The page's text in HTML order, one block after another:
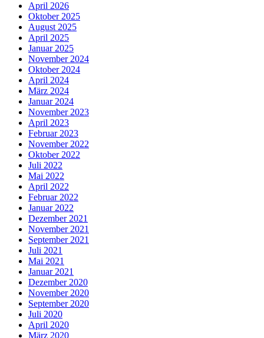
April 2026
Oktober 2025
August 2025
April 2025
Januar 2025
November 2024
Oktober 2024
April 2024
März 2024
Januar 2024
November 2023
April 2023
Februar 2023
November 2022
Oktober 2022
Juli 2022
Mai 2022
April 2022
Februar 2022
Januar 2022
Dezember 2021
November 2021
September 2021
Juli 2021
Mai 2021
Januar 2021
Dezember 2020
November 2020
September 2020
Juli 2020
April 2020
März 2020